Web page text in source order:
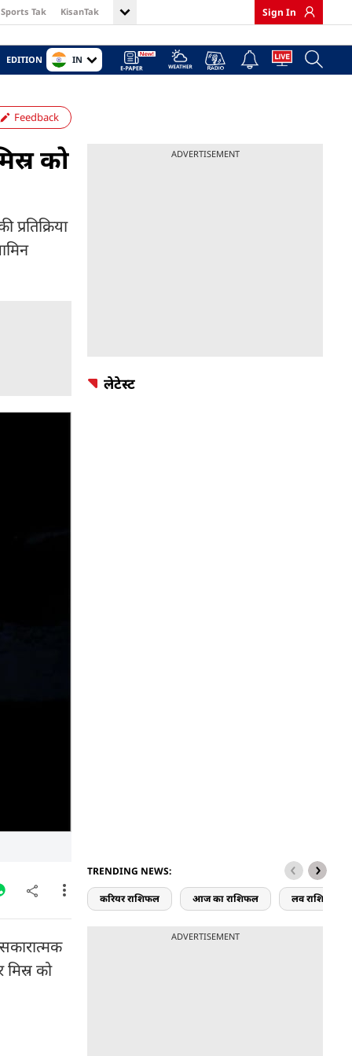
Sports Tak KisanTak Sign In
EDITION IN
Feedback
को
को
ADVERTISEMENT
लेटेस्ट
TRENDING NEWS:
करियर राशिफल आज का राशिफल लव राशिफल
ADVERTISEMENT